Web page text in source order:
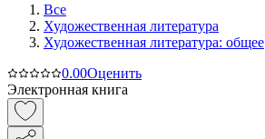
Все
Художественная литература
Художественная литература: общее
0.00Оценить
Электронная книга